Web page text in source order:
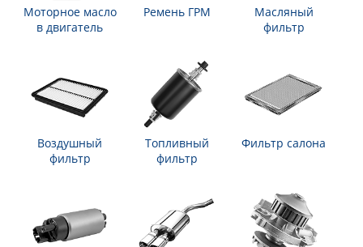
Моторное масло
в двигатель
Ремень ГРМ
Масляный
фильтр
Воздушный
фильтр
Топливный
фильтр
Фильтр салона